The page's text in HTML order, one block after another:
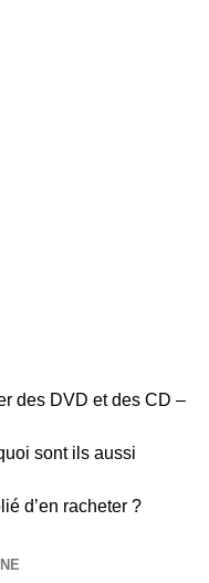
des DVD et des CD –
sont ils aussi
d’en racheter ?